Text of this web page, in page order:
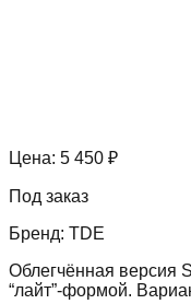
Цена: 5 450 ₽
Под заказ
Бренд: TDE
Облегчённая версия
“лайт”-формой.